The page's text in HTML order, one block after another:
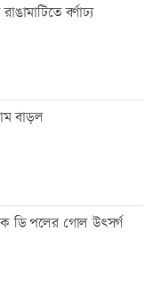
বর্ণাঢ্য
বাড়ল
ডি পলের গোল উৎসর্গ